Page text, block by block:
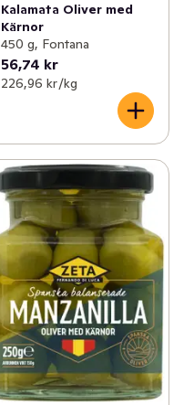
Kalamata Oliver med
Kärnor
450 g, Fontana
56,74 kr
226,96 kr /kg